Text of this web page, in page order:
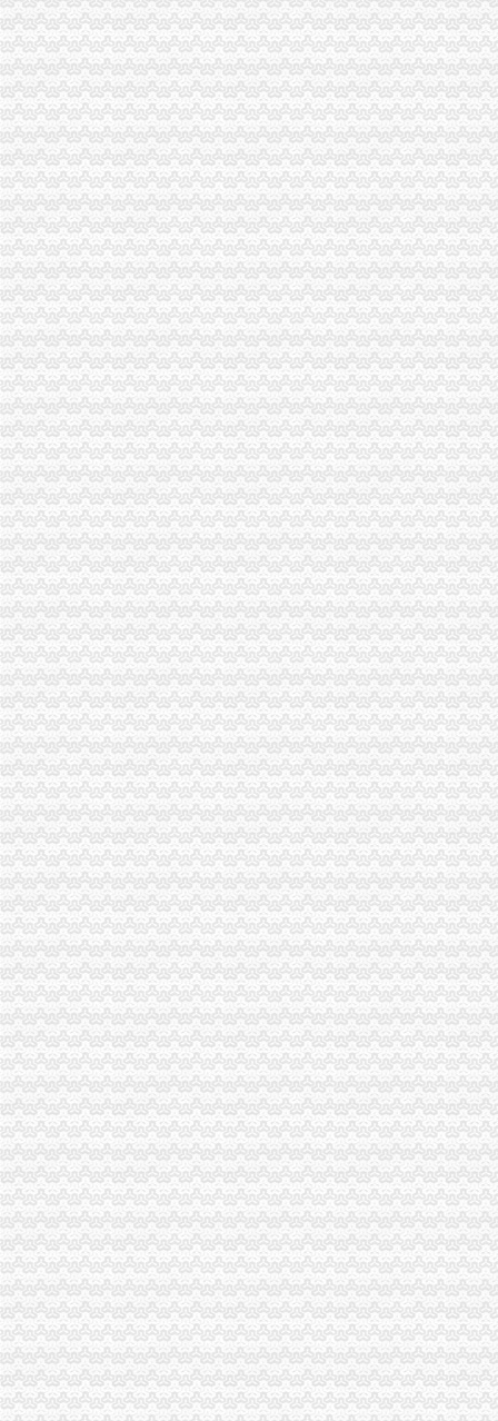
国际海运拼箱货物出口流程是什么
出口代理公司
昆山进出口代理公司
【进出口代理公司】-生意地
海关物流公司
武汉海关物流信息系统上线一工作日减为4小时_大楚网_腾讯网
武汉海关物流信息系统上线运行--武汉新洲门户网站
海关清关公司
食品进口海关办报关清关报检公司价格|食品进口海关办报关清关报检公
英国清关英国本地清关公司英国扣货海关清关【今日推荐网-深圳物流
重庆报关公司
【重庆进口牛肉报关公司电话,重庆报关电话】价格,厂家,商检报关
重庆万享报关有限公司重庆报关电话-直辖市重庆报关服
重庆进出口公司
请推荐重庆有实力的进出口贸易公司_重庆汽车论坛_XCAR爱卡汽车俱
重庆江沙进出口公司,重庆市沙坪坝区天星桥
出口许可证
出口许可证_已解决-阿里巴巴生意经
2013年出口许可证管理货物目录公布-搜狐滚动
注册出口贸易公司
如何快速注册上海自贸区进出口贸易公司-其他-上海商家-上海人
自有公司2012年自贸区注册进出口贸易公司转让非中介_商务服务_厦
如何注册外贸公司
【外贸公司注册】-安庆易登网
免费代办宁波公司注册,工艺品公司,电子商务、外贸公司注册-阿里
外贸公司注册流程
2017深圳外贸公司注册流程及费用一览_深圳创业网中小微企业创业服
【供应宁波外贸公司注册流程】-生意地
外贸公司注册资金
【福永工商注册|公司名称注册|公司注册资金|外贸公司注册】厂家,
公司注册外贸公司注册流程-广州58同城
外贸公司注册条件
公司注册-专业办理上海外贸公司注册,快办理进出口资格-公司注册
青浦外贸公司注册优惠政策-商务服务
重庆代办外贸公司
【广州金沙洲外贸出口退税网_外贸出口退税代理_外贸公司出口退税】
希腊橄榄油进口重庆报关代理___外贸服务-食品商务网
外贸公司注册要求
【图】在龙岗注册外贸公司需要什么条件_深圳公司注册-知了信息网
开外贸公司的注册流程和需要的获得的许可证?-知乎
外贸公司注册
外资公司注册--内资外贸公司注册之三：代理外贸公司注册
外贸公司注册_注册公司_上海注册公司_上海公司注册_上海誉胜企业咨
重庆注册进出口公司
重庆市尚械进出口贸易有限公司
重庆掌纹进出口贸易有限公司商铺资质
重庆注册外贸公司
注册外贸外商投资注册香港公司-爱喇叭网
商标注册_重庆大田商标代理有限公司服务列表_一品威客网